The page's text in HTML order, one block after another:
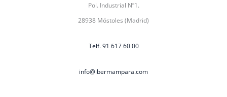
Pol. Industrial Nº1.
28938 Móstoles (Madrid)
Telf. 91 617 60 00
info@ibermampara.com